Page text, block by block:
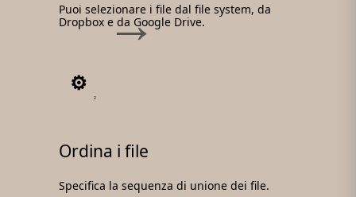
Puoi selezionare i file dal file system, da
Dropbox e da Google Drive.
2
Ordina i file
Specifica la sequenza di unione dei file.